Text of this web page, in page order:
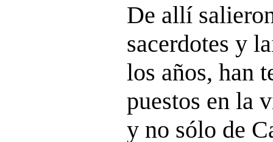
De allí
sacerdotes y
los años, han
puestos en la
y no sólo de